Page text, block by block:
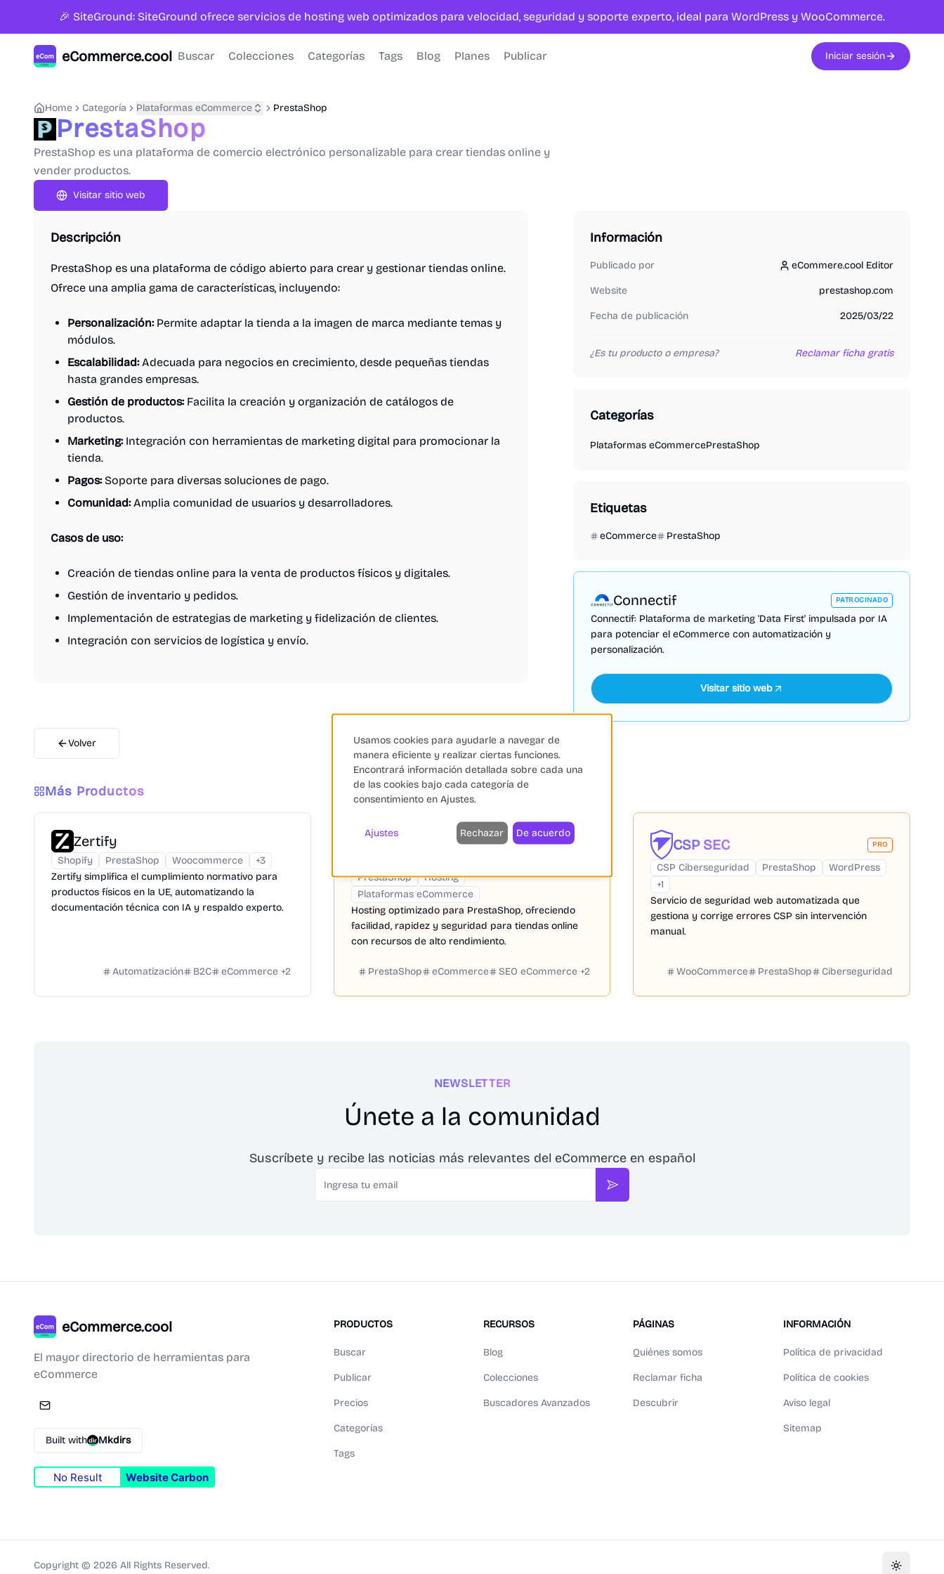
🎉 SiteGround: SiteGround ofrece servicios de hosting web optimizados para velocidad, seguridad y soporte experto, ideal para WordPress y WooCommerce.
eCommerce.cool Buscar Colecciones Categorías Tags Blog Planes Publicar Iniciar sesión
Home Categoría Plataformas eCommerce PrestaShop
PrestaShop
PrestaShop es una plataforma de comercio electrónico personalizable para crear tiendas online y
vender productos.
Visitar sitio web
Descripción
PrestaShop es una plataforma de código abierto para crear y gestionar tiendas online.
Ofrece una amplia gama de características, incluyendo:
Personalización:Permite adaptar la tienda a la imagen de marca mediante temas y
módulos.
Escalabilidad:Adecuada para negocios en crecimiento, desde pequeñas tiendas
hasta grandes empresas.
Gestión de productos:Facilita la creación y organización de catálogos de
productos.
Marketing:Integración con herramientas de marketing digital para promocionar la
tienda.
Pagos:Soporte para diversas soluciones de pago.
Comunidad:Amplia comunidad de usuarios y desarrolladores.
Casos de uso:
Creación de tiendas online para la venta de productos físicos y digitales.
Gestión de inventario y pedidos.
Implementación de estrategias de marketing y fidelización de clientes.
Integración con servicios de logística y envío.
Volver
Información
Publicado por eCommere.cool Editor
eCommere.cool Editor
Website prestashop.com
Fecha de publicación 2025/03/22
¿Es tu producto o empresa? Reclamar ficha gratis
Categorías
Plataformas eCommercePrestaShop
Etiquetas
eCommerce PrestaShop
Connectif PATROCINADO
Connectif: Plataforma de marketing 'Data First' impulsada por IA
para potenciar el eCommerce con automatización y
personalización.
Visitar sitio web
Más Productos
Zertify
Shopify PrestaShop Woocommerce +3
Zertify simplifica el cumplimiento normativo para
productos físicos en la UE, automatizando la
documentación técnica con IA y respaldo experto.
Automatización B2C eCommerce +2
LucusHost Hosting
PRO
PrestaShop
Hosting
Plataformas eCommerce
Hosting optimizado para PrestaShop, ofreciendo
facilidad, rapidez y seguridad para tiendas online
con recursos de alto rendimiento.
PrestaShop eCommerce SEO eCommerce +2
CSP SEC PRO
CSP Ciberseguridad PrestaShop
WordPress
+1
Servicio de seguridad web automatizada que
gestiona y corrige errores CSP sin intervención
manual.
WooCommerce PrestaShop Ciberseguridad
NEWSLETTER
Únete a la comunidad
Suscríbete y recibe las noticias más relevantes del eCommerce en español
Email
Suscribirse
eCommerce.cool
El mayor directorio de herramientas para
eCommerce
Built with Mkdirs
No Result Website Carbon
PRODUCTOS
Buscar
Publicar
Precios
Categorías
Tags
RECURSOS
Blog
Colecciones
Buscadores Avanzados
PÁGINAS
Quiénes somos
Reclamar ficha
Descubrir
INFORMACIÓN
Política de privacidad
Política de cookies
Aviso legal
Sitemap
Copyright © 2026 All Rights Reserved. Toggle
Usamos cookies para ayudarle a navegar de
manera eficiente y realizar ciertas funciones.
Encontrará información detallada sobre cada una
de las cookies bajo cada categoría de
consentimiento en Ajustes.
Ajustes Rechazar De acuerdo